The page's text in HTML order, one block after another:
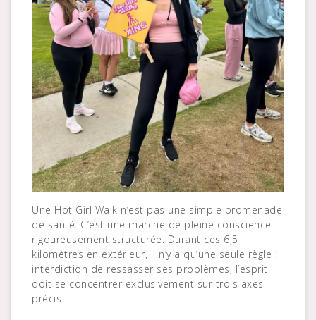
Une Hot Girl Walk n’est pas une simple promenade
de santé. C’est une marche de pleine conscience
rigoureusement structurée. Durant ces 6,5
kilomètres en extérieur, il n’y a qu’une seule règle :
interdiction de ressasser ses problèmes, l’esprit
doit se concentrer exclusivement sur trois axes
précis :